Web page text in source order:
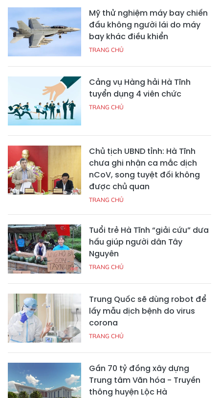
Mỹ thử nghiệm máy bay chiến
đấu không người lái do máy
bay khác điều khiển
TRANG CHỦ
Cảng vụ Hàng hải Hà Tĩnh
tuyển dụng 4 viên chức
TRANG CHỦ
Chủ tịch UBND tỉnh: Hà Tĩnh
chưa ghi nhận ca mắc dịch
nCoV, song tuyệt đối không
được chủ quan
TRANG CHỦ
Tuổi trẻ Hà Tĩnh “giải cứu” dưa
hấu giúp người dân Tây
Nguyên
TRANG CHỦ
Trung Quốc sẽ dùng robot để
lấy mẫu dịch bệnh do virus
corona
TRANG CHỦ
Gần 70 tỷ đồng xây dựng
Trung tâm Văn hóa - Truyền
thông huyện Lộc Hà